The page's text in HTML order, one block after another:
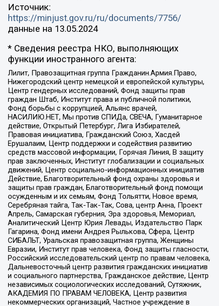
Источник:
https://minjust.gov.ru/ru/documents/7756/
данные на 13.05.2024
* Сведения реестра НКО, выполняющих
функции иностранного агента:
Лилит, Правозащитная группа Гражданин.Армия.Право,
Нижегородский центр немецкой и европейской культуры,
Центр гендерных исследований, Фонд защиты прав
граждан Штаб, Институт права и публичной политики,
Фонд борьбы с коррупцией, Альянс врачей,
НАСИЛИЮ.НЕТ, Мы против СПИДа, СВЕЧА, Гуманитарное
действие, Открытый Петербург, Лига Избирателей,
Правовая инициатива, Гражданский Союз, Хасдей
Ерушалаим, Центр поддержки и содействия развитию
средств массовой информации, Горячая Линия, В защиту
прав заключенных, Институт глобализации и социальных
движений, Центр социально-информационных инициатив
Действие, Благотворительный фонд охраны здоровья и
защиты прав граждан, Благотворительный фонд помощи
осужденным и их семьям, Фонд Тольятти, Новое время,
Серебряная тайга, Так-Так-Так, Сова, центр Анна, Проект
Апрель, Самарская губерния, Эра здоровья, Мемориал,
Аналитический Центр Юрия Левады, Издательство Парк
Гагарина, Фонд имени Андрея Рылькова, Сфера, Центр
СИБАЛЬТ, Уральская правозащитная группа, Женщины
Евразии, Институт прав человека, Фонд защиты гласности,
Российский исследовательский центр по правам человека,
Дальневосточный центр развития гражданских инициатив
и социального партнерства, Гражданское действие, Центр
независимых социологических исследований, Сутяжник,
АКАДЕМИЯ ПО ПРАВАМ ЧЕЛОВЕКА, Центр развития
некоммерческих организаций, Частное учреждение в